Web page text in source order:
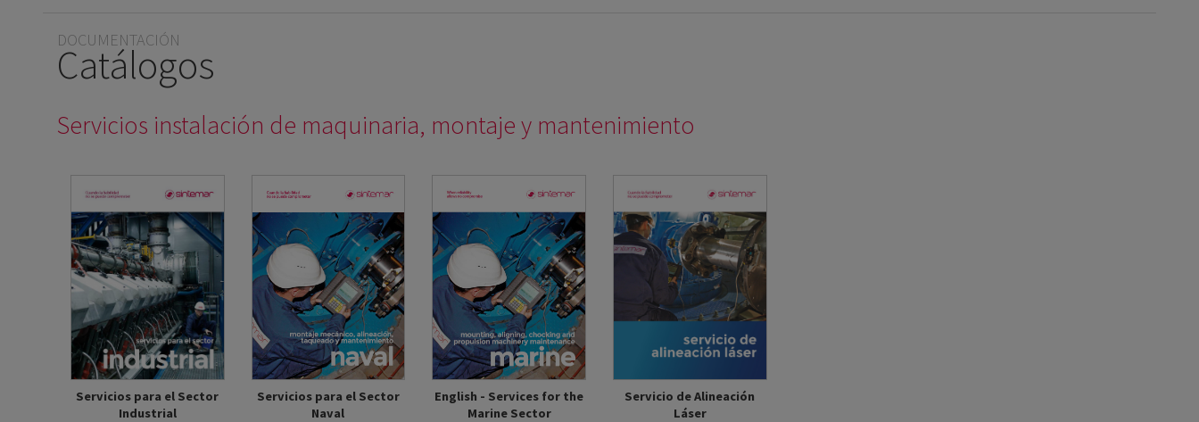
DOCUMENTACIÓN
Catálogos
Servicios instalación de maquinaria, montaje y mantenimiento
Servicios para el Sector
Industrial
Servicios para el Sector
Naval
English - Services for the
Marine Sector
Servicio de Alineación
Láser